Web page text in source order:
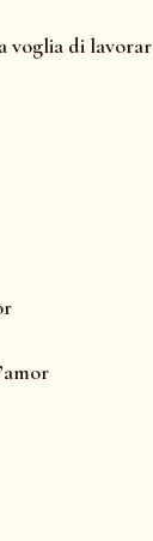
voglia di lavorar